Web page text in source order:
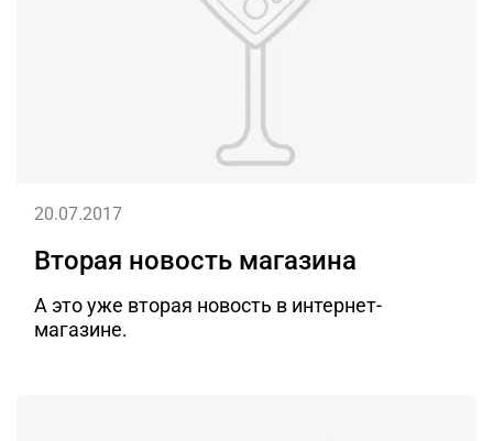
Вторая новость магазина
А это уже вторая новость в интернет-
магазине.
20.07.2017